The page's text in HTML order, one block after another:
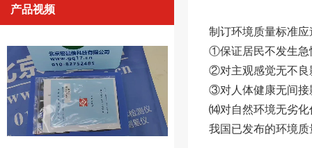
产品视频
制订环境质量标准
①保证居民不发生急
②对主观感觉无不良
③对人体健康无间接
⒁对自然环境无劣化
我国已发布的环境